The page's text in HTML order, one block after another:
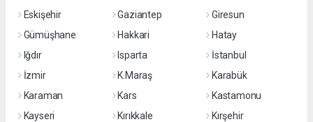
Eskişehir
Gaziantep
Giresun
Gümüşhane
Hakkari
Hatay
Iğdır
Isparta
İstanbul
İzmir
K.Maraş
Karabük
Karaman
Kars
Kastamonu
Kayseri
Kırıkkale
Kırşehir